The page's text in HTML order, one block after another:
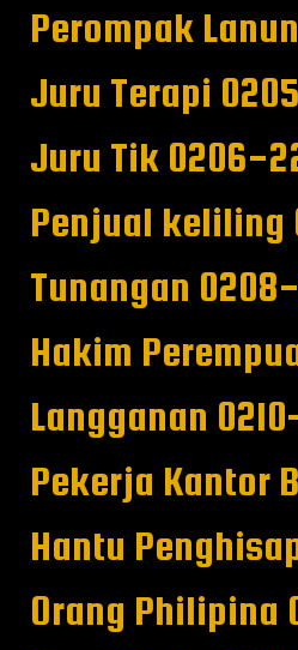
Perompak
Juru Terapi
Juru Tik 0206-
Penjual keliling
Tunangan
Hakim
Langganan
Pekerja Kantor
Hantu
Orang Philipina